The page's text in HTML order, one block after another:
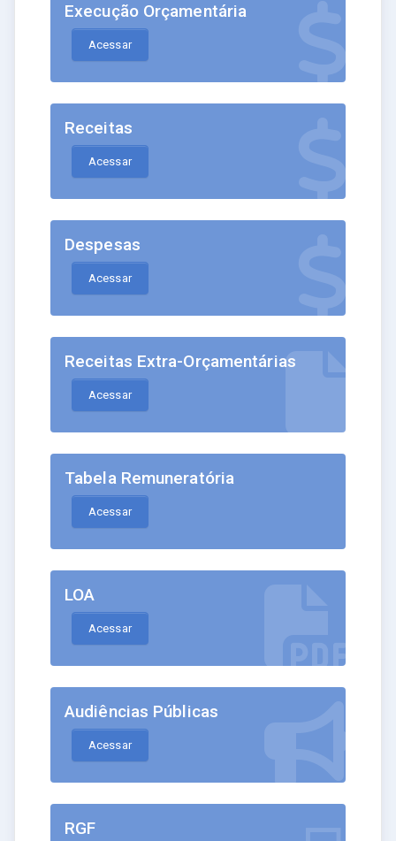
Execução Orçamentária
Acessar
Receitas
Acessar
Despesas
Acessar
Receitas Extra-Orçamentárias
Acessar
Tabela Remuneratória
Acessar
LOA
Acessar
Audiências Públicas
Acessar
RGF